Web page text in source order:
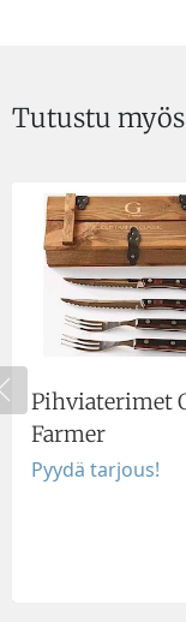
Tutustu
Pihviaterimet
Farmer
Pyydä tarjous!